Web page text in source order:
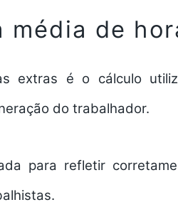
média de
extras é o cálculo
do trabalhador.
para refletir